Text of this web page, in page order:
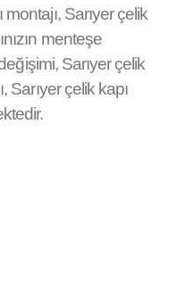
Sarıyer çelik
menteşe
Sarıyer çelik
Sarıyer çelik kapı